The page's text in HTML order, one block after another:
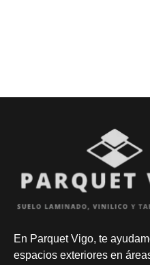
En Parquet Vigo, te
espacios exteriores en